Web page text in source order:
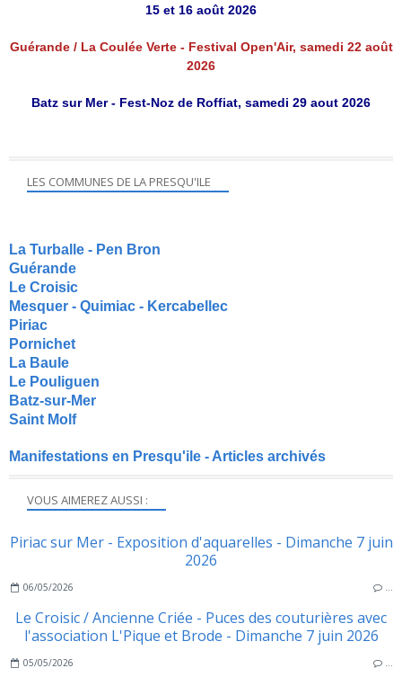
VOUS AIMEREZ AUSSI :
Piriac sur Mer - Exposition d'aquarelles - Dimanche 7 juin
2026
06/05/2026 …
Le Croisic / Ancienne Criée - Puces des couturières avec
l'association L'Pique et Brode - Dimanche 7 juin 2026
05/05/2026 …
15 et 16 août 2026
Guérande / La Coulée Verte - Festival Open'Air, samedi 22 août
2026
Batz sur Mer - Fest-Noz de Roffiat, samedi 29 aout 2026
LES COMMUNES DE LA PRESQU'ILE
La Turballe - Pen Bron
Guérande
Le Croisic
Mesquer - Quimiac - Kercabellec
Piriac
Pornichet
La Baule
Le Pouliguen
Batz-sur-Mer
Saint Molf
Manifestations en Presqu'ile - Articles archivés